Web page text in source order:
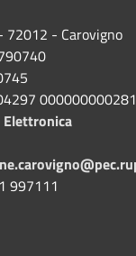
72012 - Carovigno
000000000281
997111